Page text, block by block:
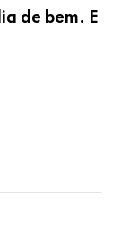
de bem. E